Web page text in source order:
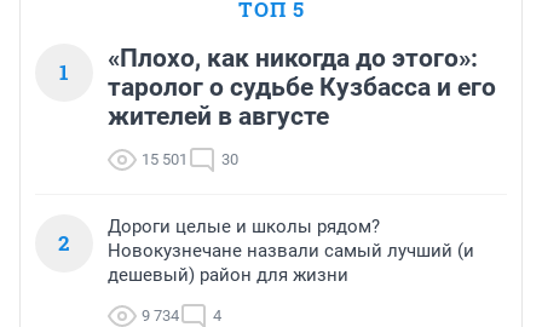
ТОП 5
1
«Плохо, как никогда до этого»:
таролог о судьбе Кузбасса и его
жителей в августе
15 501 30
2
Дороги целые и школы рядом?
Новокузнечане назвали самый лучший (и
дешевый) район для жизни
9 734 4